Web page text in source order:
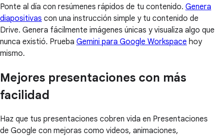
Ponte al día con resúmenes rápidos de tu contenido. Genera
diapositivas con una instrucción simple y tu contenido de
Drive. Genera fácilmente imágenes únicas y visualiza algo que
nunca existió. Prueba Gemini para Google Workspace hoy
mismo.
Mejores presentaciones con más
facilidad
Haz que tus presentaciones cobren vida en Presentaciones
de Google con mejoras como videos, animaciones,